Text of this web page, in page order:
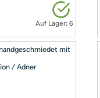
Auf Lager: 6
mit
/ Adner